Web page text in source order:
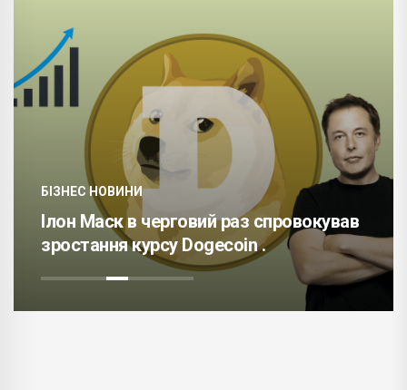
БІЗНЕС НОВИНИ
Ілон Маск в черговий раз спровокував
зростання курсу Dogecoin .